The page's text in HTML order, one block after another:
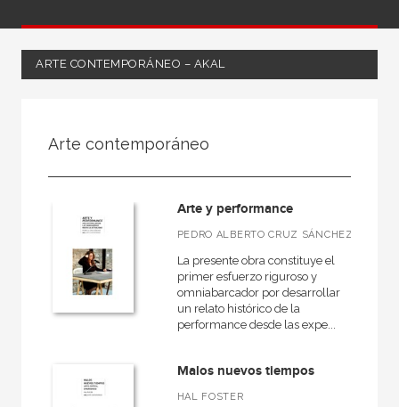
ARTE CONTEMPORÁNEO – AKAL
Ciencias humanas y sociales
Filosofía
MATERIAS
Estética
Arte contemporáneo
Arte y performance
PEDRO ALBERTO CRUZ SÁNCHEZ
La presente obra constituye el
primer esfuerzo riguroso y
omniabarcador por desarrollar
un relato histórico de la
performance desde las expe...
Malos nuevos tiempos
HAL FOSTER